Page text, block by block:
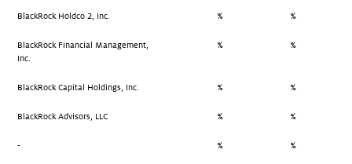
BlackRock Holdco 2, Inc. % %
BlackRock Financial Management,
Inc.
% %
BlackRock Capital Holdings, Inc. % %
BlackRock Advisors, LLC % %
- % %